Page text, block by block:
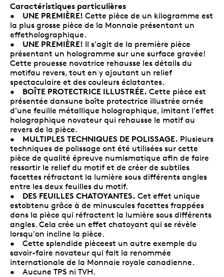
Caractéristiques particulières
• UNE PREMIÈRE! Cette pièce de un kilogramme est
la plus grosse pièce de la Monnaie présentant un
effetholographique.
• UNE PREMIÈRE! Il s'agit de la première pièce
présentant un hologramme sur une surface gravée!
Cette prouesse novatrice rehausse les détails du
motifau revers, tout en y ajoutant un relief
spectaculaire et des couleurs éclatantes.
• BOÎTE PROTECTRICE ILLUSTRÉE. Cette pièce est
présentée dansune boîte protectrice illustrée ornée
d'une feuille métallique holographique, imitant l'effet
holographique novateur qui rehausse le motif au
revers de la pièce.
• MULTIPLES TECHNIQUES DE POLISSAGE. Plusieurs
techniques de polissage ont été utilisées sur cette
pièce de qualité épreuve numismatique afin de faire
ressortir le relief du motif et de créer de subtiles
facettes réfractant la lumière sous différents angles
entre les deux feuilles du motif.
• DES FEUILLES CHATOYANTES. Cet effet unique
estobtenu grâce à de minuscules facettes frappées
dans la pièce qui réfractent la lumière sous différents
angles. Cela crée un effet chatoyant qui se révèle
lorsqu'on incline la pièce.
• Cette splendide pièceest un autre exemple du
savoir-faire novateur qui fait la renommée
internationale de la Monnaie royale canadienne.
• Aucune TPS ni TVH.